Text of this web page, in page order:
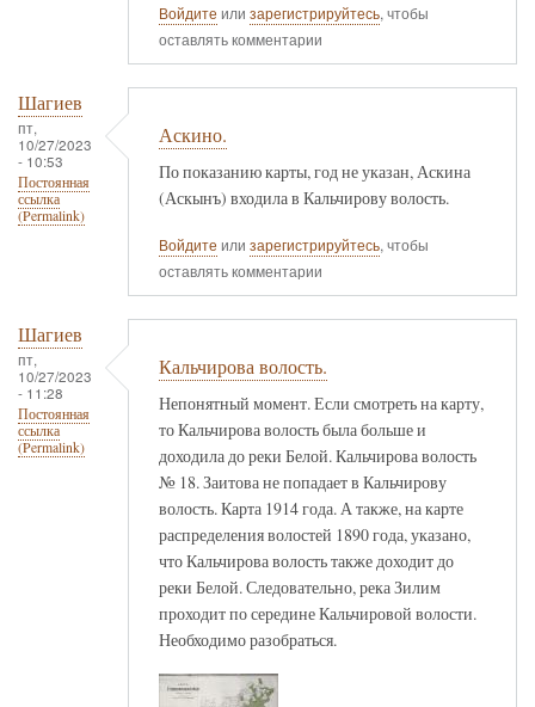
Войдите или зарегистрируйтесь, чтобы
оставлять комментарии
Шагиев
пт,
10/27/2023
- 10:53
Постоянная
ссылка
(Permalink)
Аскино.
По показанию карты, год не указан, Аскина
(Аскынъ) входила в Кальчирову волость.
Войдите или зарегистрируйтесь, чтобы
оставлять комментарии
Шагиев
пт,
10/27/2023
- 11:28
Постоянная
ссылка
(Permalink)
Кальчирова волость.
Непонятный момент. Если смотреть на карту,
то Кальчирова волость была больше и
доходила до реки Белой. Кальчирова волость
№ 18. Заитова не попадает в Кальчирову
волость. Карта 1914 года. А также, на карте
распределения волостей 1890 года, указано,
что Кальчирова волость также доходит до
реки Белой. Следовательно, река Зилим
проходит по середине Кальчировой волости.
Необходимо разобраться.